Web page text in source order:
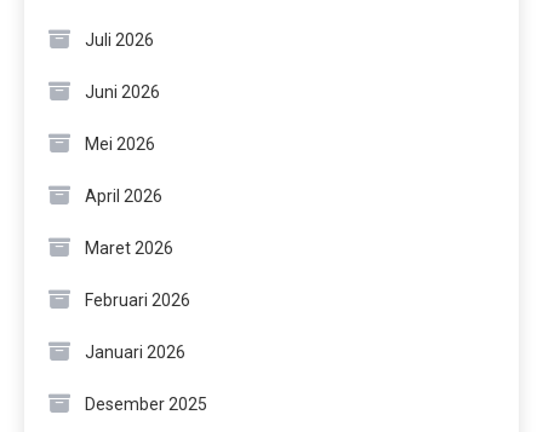
Juli 2026
Juni 2026
Mei 2026
April 2026
Maret 2026
Februari 2026
Januari 2026
Desember 2025